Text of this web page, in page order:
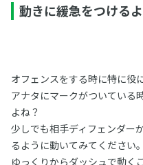
動きに緩急をつける
オフェンスをする時に特に役
アナタにマークがついている
よね？
少しでも相手ディフェンダー
るように動いてみてください。
ゆっくりからダッシュで動く